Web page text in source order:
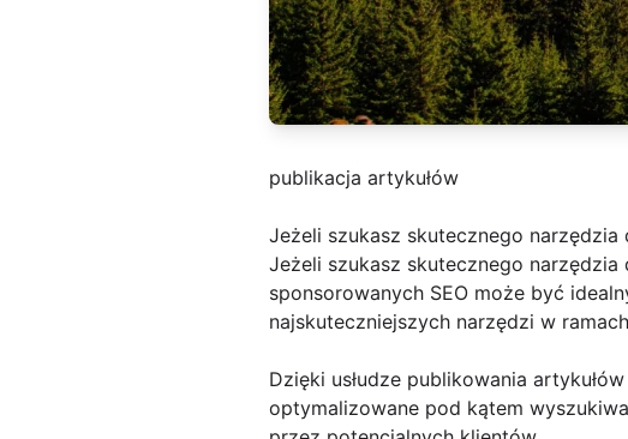
publikacja artykułów
Jeżeli szukasz skutecznego narzędzia
Jeżeli szukasz skutecznego
sponsorowanych SEO może być
najskuteczniejszych narzędzi w
Dzięki usłudze publikowania
optymalizowane pod kątem